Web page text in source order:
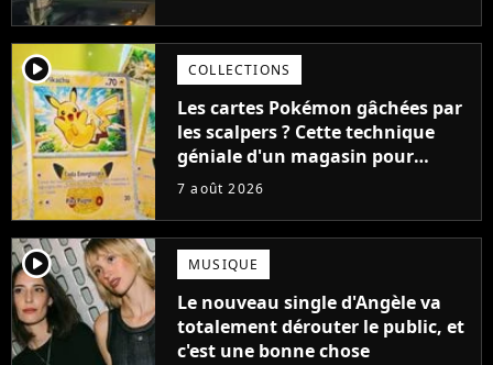
player2 COLLECTIONS
Les cartes Pokémon gâchées par
les scalpers ? Cette technique
géniale d'un magasin pour
ruiner les revendeurs
7 août 2026
player2 MUSIQUE
Le nouveau single d'Angèle va
totalement dérouter le public, et
c'est une bonne chose